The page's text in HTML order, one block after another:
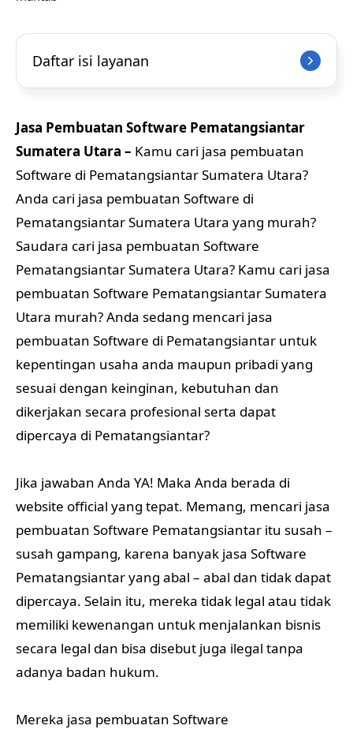
Daftar isi layanan
Jasa Pembuatan Software Pematangsiantar
Sumatera Utara – Kamu cari jasa pembuatan
Software di Pematangsiantar Sumatera Utara?
Anda cari jasa pembuatan Software di
Pematangsiantar Sumatera Utara yang murah?
Saudara cari jasa pembuatan Software
Pematangsiantar Sumatera Utara? Kamu cari jasa
pembuatan Software Pematangsiantar Sumatera
Utara murah? Anda sedang mencari jasa
pembuatan Software di Pematangsiantar untuk
kepentingan usaha anda maupun pribadi yang
sesuai dengan keinginan, kebutuhan dan
dikerjakan secara profesional serta dapat
dipercaya di Pematangsiantar?
Jika jawaban Anda YA! Maka Anda berada di
website official yang tepat. Memang, mencari jasa
pembuatan Software Pematangsiantar itu susah –
susah gampang, karena banyak jasa Software
Pematangsiantar yang abal – abal dan tidak dapat
dipercaya. Selain itu, mereka tidak legal atau tidak
memiliki kewenangan untuk menjalankan bisnis
secara legal dan bisa disebut juga ilegal tanpa
adanya badan hukum.
Mereka jasa pembuatan Software